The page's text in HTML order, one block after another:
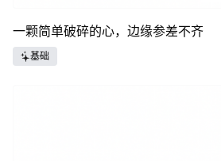
一颗简单破碎的心，边缘参差不齐
基础